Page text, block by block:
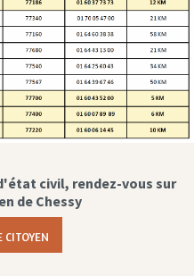
civil, rendez-vous sur
de Chessy
CITOYEN